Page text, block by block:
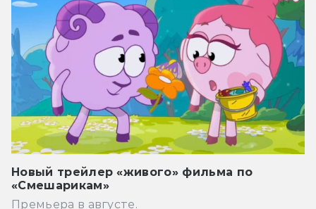
Новый трейлер «живого» фильма по
«Смешарикам»
Премьера в августе.